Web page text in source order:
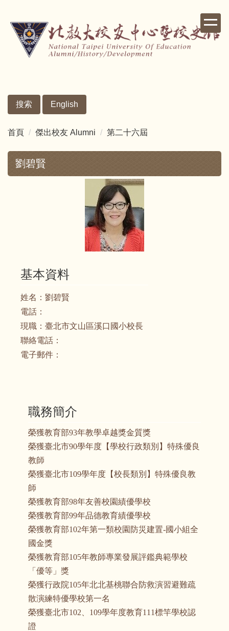
到
搜索 English
首頁 傑出校友 Alumni 第二十六屆
劉碧賢
基本資料
姓名： 劉碧賢
電話：
現職： 臺北市文山區溪口國小校長
聯絡電話：
電子郵件：
職務簡介
榮獲教育部93年教學卓越獎金質獎
榮獲臺北市90學年度【學校行政類別】特殊優良
教師
榮獲臺北市109學年度【校長類別】特殊優良教
師
榮獲教育部98年友善校園績優學校
榮獲教育部99年品德教育績優學校
榮獲教育部102年第一類校園防災建置-國小組全
國金獎
榮獲教育部105年教師專業發展評鑑典範學校
「優等」獎
榮獲行政院105年北北基桃聯合防救演習避難疏
散演練特優學校第一名
榮獲臺北市102、109學年度教育111標竿學校認
證